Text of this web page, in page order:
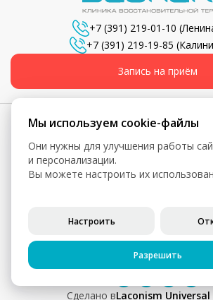
+7 (391) 219-01-10
+7 (391) 219-19-85
Запись на приём
© 2026, Бионика - Сеть
Вся информация, включая цены,
Политика
Согласие на обработку
Cделано вLaconism Universal
Мы используем cookie-файлы
Они нужны для улучшения работы
и персонализации.
Вы можете настроить их
Настроить
Разрешить